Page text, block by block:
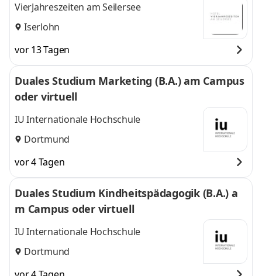
VierJahreszeiten am Seilersee
Iserlohn
vor 13 Tagen
Duales Studium Marketing (B.A.) am Campus
oder virtuell
IU Internationale Hochschule
Dortmund
vor 4 Tagen
Duales Studium Kindheitspädagogik (B.A.) a
m Campus oder virtuell
IU Internationale Hochschule
Dortmund